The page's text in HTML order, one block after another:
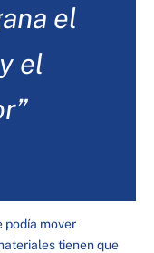
el
el
podía mover
tienen que